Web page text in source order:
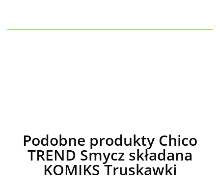
Podobne produkty Chico
TREND Smycz składana
KOMIKS Truskawki